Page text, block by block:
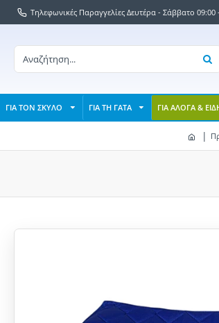
Τηλεφωνικές Παραγγελίες Δευτέρα - Σάββατο 09:00
ΓΙΑ ΤΟΝ ΣΚΥΛΟ ΓΙΑ ΤΗ ΓΑΤΑ ΓΙΑ ΑΛΟΓΑ &